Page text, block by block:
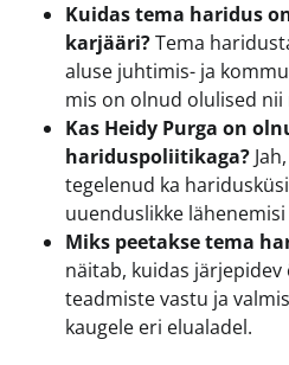
Kuidas tema haridus
karjääri?Tema
aluse juhtimis- ja
mis on olnud olulised
Kas Heidy Purga on
hariduspoliitikaga?
tegelenud ka
uuenduslikke
Miks peetakse tema
näitab, kuidas
teadmiste vastu ja
kaugele eri elualadel.